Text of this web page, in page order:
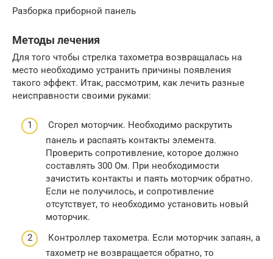
Разборка приборной панель
Методы лечения
Для того чтобы стрелка тахометра возвращалась на
место необходимо устранить причины появления
такого эффект. Итак, рассмотрим, как лечить разные
неисправности своими руками:
Сгорел моторчик. Необходимо раскрутить
панель и распаять контакты элемента.
Проверить сопротивление, которое должно
составлять 300 Ом. При необходимости
зачистить контакты и паять моторчик обратно.
Если не получилось, и сопротивление
отсутствует, то необходимо установить новый
моторчик.
Контроллер тахометра. Если моторчик запаян, а
тахометр не возвращается обратно, то